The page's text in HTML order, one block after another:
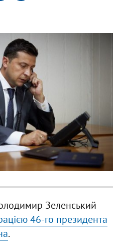
Зеленський
46-го президента
.